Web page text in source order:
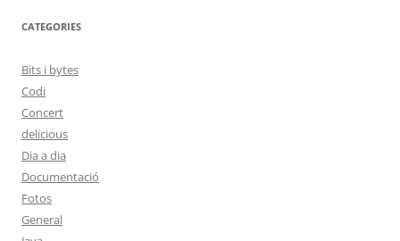
CATEGORIES
Bits i bytes
Codi
Concert
delicious
Dia a dia
Documentació
Fotos
General